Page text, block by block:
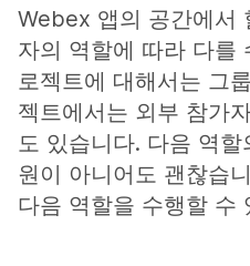
Webex 앱의 공간에서
자의 역할에 따라 다를
로젝트에 대해서는 그
젝트에서는 외부 참가
도 있습니다. 다음 역
원이 아니어도 괜찮습
다음 역할을 수행할 수